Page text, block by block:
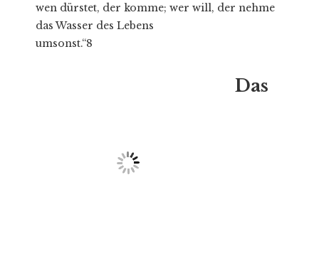
wen dürstet, der komme; wer will, der nehme
das Wasser des Lebens
umsonst.“8
Das